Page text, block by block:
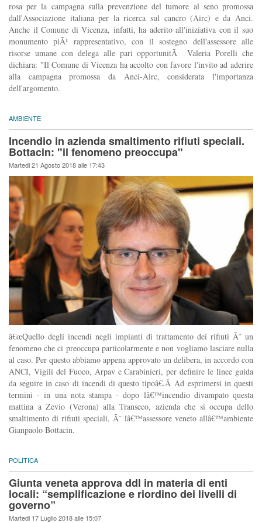
rosa per la campagna sulla prevenzione del tumore al seno promossa
dall'Associazione italiana per la ricerca sul cancro (Airc) e da Anci.
Anche il Comune di Vicenza, infatti, ha aderito all'iniziativa con il suo
monumento piÃ¹ rappresentativo, con il sostegno dell'assessore alle
risorse umane con delega alle pari opportunitÃ Valeria Porelli che
dichiara: "Il Comune di Vicenza ha accolto con favore l'invito ad aderire
alla campagna promossa da Anci-Airc, considerata l'importanza
dell'argomento.
AMBIENTE
Incendio in azienda smaltimento rifiuti speciali.
Bottacin: "il fenomeno preoccupa"
Martedi 21 Agosto 2018 alle 17:43
â€œQuello degli incendi negli impianti di trattamento dei rifiuti Ã¨ un
fenomeno che ci preoccupa particolarmente e non vogliamo lasciare nulla
al caso. Per questo abbiamo appena approvato un delibera, in accordo con
ANCI, Vigili del Fuoco, Arpav e Carabinieri, per definire le linee guida
da seguire in caso di incendi di questo tipoâ€.Â Ad esprimersi in questi
termini - in una nota stampa - dopo lâ€™incendio divampato questa
mattina a Zevio (Verona) alla Transeco, azienda che si occupa dello
smaltimento di rifiuti speciali, Ã¨ lâ€™assessore veneto allâ€™ambiente
Gianpaolo Bottacin.
POLITICA
Giunta veneta approva ddl in materia di enti
locali: “semplificazione e riordino dei livelli di
governo”
Martedi 17 Luglio 2018 alle 15:07